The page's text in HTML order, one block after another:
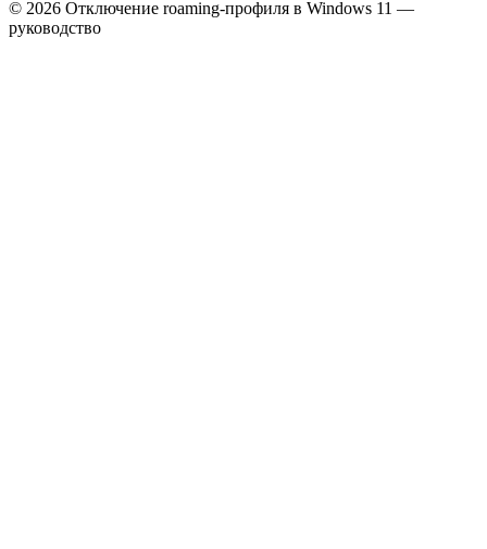
© 2026 Отключение roaming‑профиля в Windows 11 —
руководство